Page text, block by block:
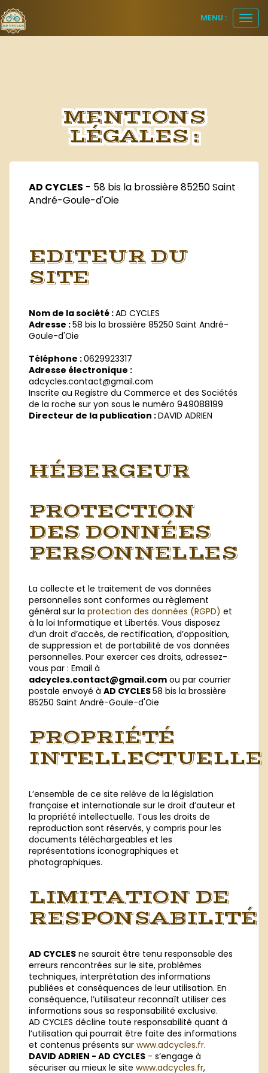
le
MENU :
MENTIONS
LÉGALES :
AD CYCLES - 58 bis la brossière 85250 Saint
André-Goule-d'Oie
EDITEUR DU
SITE
Nom de la société :AD CYCLES
Adresse :58 bis la brossière 85250 Saint André-
Goule-d'Oie
Téléphone :0629923317
Adresse électronique :
adcycles.contact@gmail.com
Inscrite au Registre du Commerce et des Sociétés
de la roche sur yon sous le numéro 949088199
Directeur de la publication :DAVID ADRIEN
HÉBERGEUR
PROTECTION
DES DONNÉES
PERSONNELLES
La collecte et le traitement de vos données
personnelles sont conformes au règlement
général sur laprotection des données (RGPD)et
à la loi Informatique et Libertés. Vous disposez
d’un droit d’accès, de rectification, d’opposition,
de suppression et de portabilité de vos données
personnelles. Pour exercer ces droits, adressez-
vous par : Email à
adcycles.contact@gmail.com ou par courrier
postale envoyé àAD CYCLES58 bis la brossière
85250 Saint André-Goule-d'Oie
PROPRIÉTÉ
INTELLECTUELLE
L’ensemble de ce site relève de la législation
française et internationale sur le droit d’auteur et
la propriété intellectuelle. Tous les droits de
reproduction sont réservés, y compris pour les
documents téléchargeables et les
représentations iconographiques et
photographiques.
LIMITATION DE
RESPONSABILITÉ
AD CYCLES ne saurait être tenu responsable des
erreurs rencontrées sur le site, problèmes
techniques, interprétation des informations
publiées et conséquences de leur utilisation. En
conséquence, l’utilisateur reconnaît utiliser ces
informations sous sa responsabilité exclusive.
AD CYCLES décline toute responsabilité quant à
l’utilisation qui pourrait être faite des informations
et contenus présents surwww.adcycles.fr.
DAVID ADRIEN - AD CYCLES - s’engage à
sécuriser au mieux le sitewww.adcycles.fr,
Panneau de gestion des cookies